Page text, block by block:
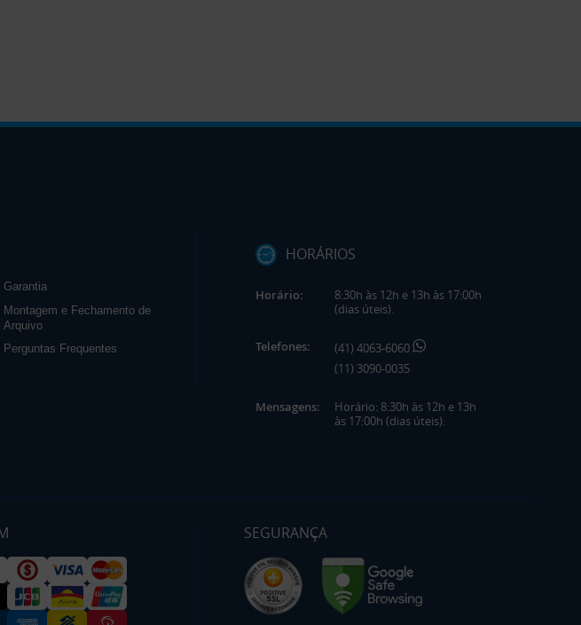
Garantia
Montagem e Fechamento de
Arquivo
Perguntas Frequentes
HORÁRIOS
Horário:
8:30h às 12h e 13h às 17:00h
(dias úteis).
Telefones:
(41) 4063-6060
(11) 3090-0035
Mensagens:
Horário: 8:30h às 12h e 13h
às 17:00h (dias úteis).
SEGURANÇA